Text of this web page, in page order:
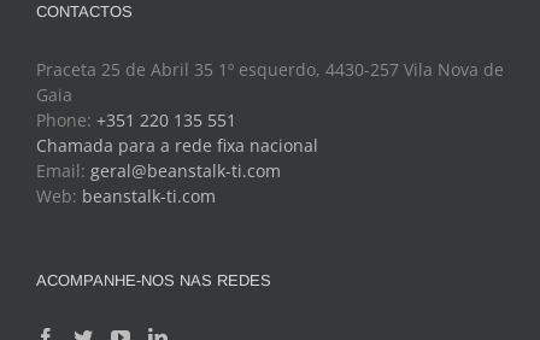
CONTACTOS
Praceta 25 de Abril 35 1º esquerdo, 4430-257 Vila Nova de
Gaia
Phone: +351 220 135 551
Chamada para a rede fixa nacional
Email: geral@beanstalk-ti.com
Web: beanstalk-ti.com
ACOMPANHE-NOS NAS REDES